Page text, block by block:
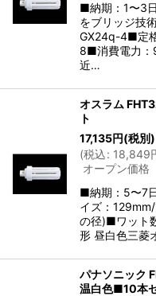
■納期：1〜3
をブリッジ技
GX24q-4■定
8■消費電力：
近…
オスラム
ト
17,135円(税別)
(税込: 18,849
オープン価格
■納期：5〜7
イズ：
の径)■ワット
形 昼白色三菱
パナソニック
温白色■10本